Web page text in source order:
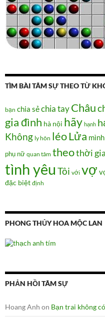
TÌM BÀI TÂM SỰ THEO TỪ
bạn chia sẻchia tay Châu
gia đình hà nội hãy hạnh
Không ly hôn léoLửa mình
phụ nữ quan tâm theothời
tình yêu Tôi với vợ
đặc biệt định
PHONG THỦY HOA MỘC LAN
PHẢN HỒI TÂM SỰ
Hoang Anh on Bạn trai không